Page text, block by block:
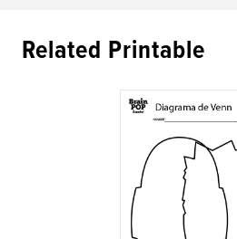
Related Printable